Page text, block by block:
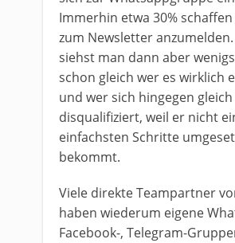
Immerhin etwa 30% schaffen
zum Newsletter
siehst man dann aber
schon gleich wer es wirklich
und wer sich hingegen gleich
disqualifiziert, weil er nicht
einfachsten Schritte
bekommt.
Viele direkte Teampartner
haben wiederum eigene
Facebook-, Telegram-